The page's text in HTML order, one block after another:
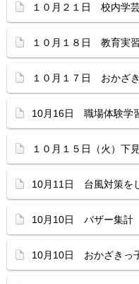
１０月２１日 校内学
１０月１８日 教育実
１０月１７日 おかざ
10月16日 職場体験学
１０月１５日（火）下
10月11日 台風対策を
10月10日 バザー集計
10月10日 おかざきっ